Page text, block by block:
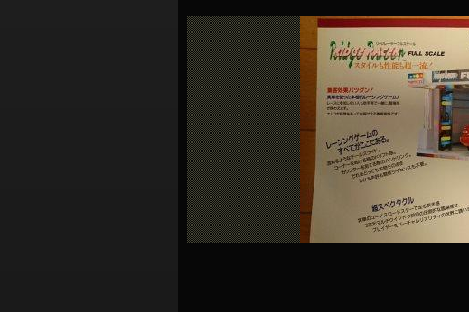
ナ
ビ
ゲ
ー
シ
ョ
ン